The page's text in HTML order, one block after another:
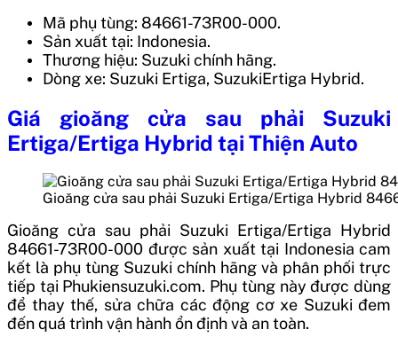
Mã phụ tùng: 84661-73R00-000.
Sản xuất tại: Indonesia.
Thương hiệu: Suzuki chính hãng.
Dòng xe: Suzuki Ertiga, SuzukiErtiga Hybrid.
Giá gioăng cửa sau phải Suzuki
Ertiga/Ertiga Hybrid tại Thiện Auto
Gioăng cửa sau phải Suzuki Ertiga/Ertiga Hybrid
Gioăng cửa sau phải Suzuki Ertiga/Ertiga Hybrid
84661-73R00-000 được sản xuất tại Indonesia cam
kết là phụ tùng Suzuki chính hãng và phân phối trực
tiếp tại Phukiensuzuki.com. Phụ tùng này được dùng
để thay thế, sửa chữa các động cơ xe Suzuki đem
đến quá trình vận hành ổn định và an toàn.